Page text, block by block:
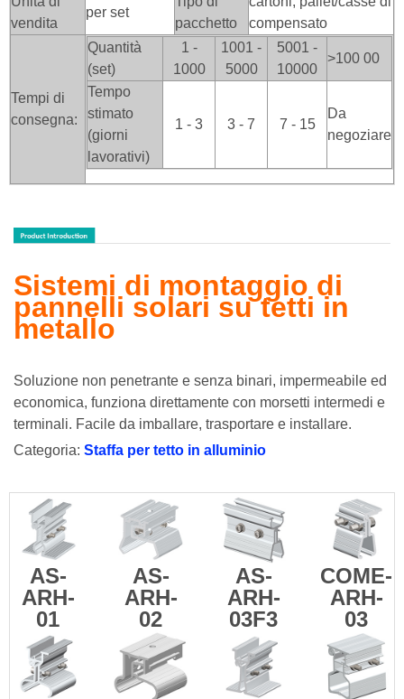
vendita
per set
pacchetto
compensato
Tempi di
consegna:
Quantità
(set)
1 -
1000
1001 -
5000
5001 -
10000
>100 00
Tempo
stimato
(giorni
lavorativi)
1 - 3 3 - 7 7 - 15
Da
negoziare
Sistemi di montaggio di
pannelli solari su tetti in
metallo
Soluzione non penetrante e senza binari, impermeabile ed
economica, funziona direttamente con morsetti intermedi e
terminali. Facile da imballare, trasportare e installare.
Categoria: Staffa per tetto in alluminio
AS-
ARH-
01
AS-
ARH-
02
AS-
ARH-
03F3
COME-
ARH-
03